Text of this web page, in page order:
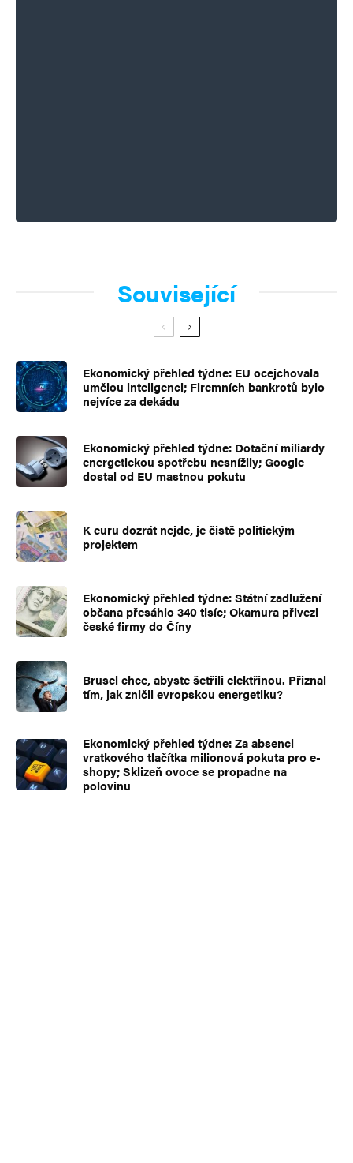
Související
Ekonomický přehled týdne: EU ocejchovala
umělou inteligenci; Firemních bankrotů bylo
nejvíce za dekádu
Ekonomický přehled týdne: Dotační miliardy
energetickou spotřebu nesnížily; Google
dostal od EU mastnou pokutu
K euru dozrát nejde, je čistě politickým
projektem
Ekonomický přehled týdne: Státní zadlužení
občana přesáhlo 340 tisíc; Okamura přivezl
české firmy do Číny
Brusel chce, abyste šetřili elektřinou. Přiznal
tím, jak zničil evropskou energetiku?
Ekonomický přehled týdne: Za absenci
vratkového tlačítka milionová pokuta pro e-
shopy; Sklizeň ovoce se propadne na
polovinu